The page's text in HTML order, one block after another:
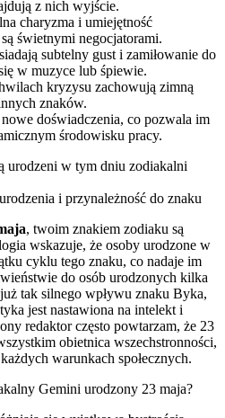
z nich wyjście.
charyzma i umiejętność
świetnymi negocjatorami.
subtelny gust i zamiłowanie do
w muzyce lub śpiewie.
kryzysu zachowują zimną
znaków.
doświadczenia, co pozwala im
środowisku pracy.
urodzeni w tym dniu zodiakalni
i przynależność do znaku
, twoim znakiem zodiaku są
wskazuje, że osoby urodzone w
cyklu tego znaku, co nadaje im
do osób urodzonych kilka
tak silnego wpływu znaku Byka,
jest nastawiona na intelekt i
redaktor często powtarzam, że 23
obietnica wszechstronności,
warunkach społecznych.
Gemini urodzony 23 maja?